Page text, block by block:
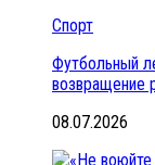
Спорт
Футбольный
возвращение
08.07.2026